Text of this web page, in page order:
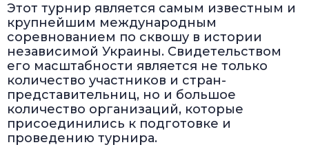
Этот турнир является самым известным и
крупнейшим международным
соревнованием по сквошу в истории
независимой Украины. Свидетельством
его масштабности является не только
количество участников и стран-
представительниц, но и большое
количество организаций, которые
присоединились к подготовке и
проведению турнира.